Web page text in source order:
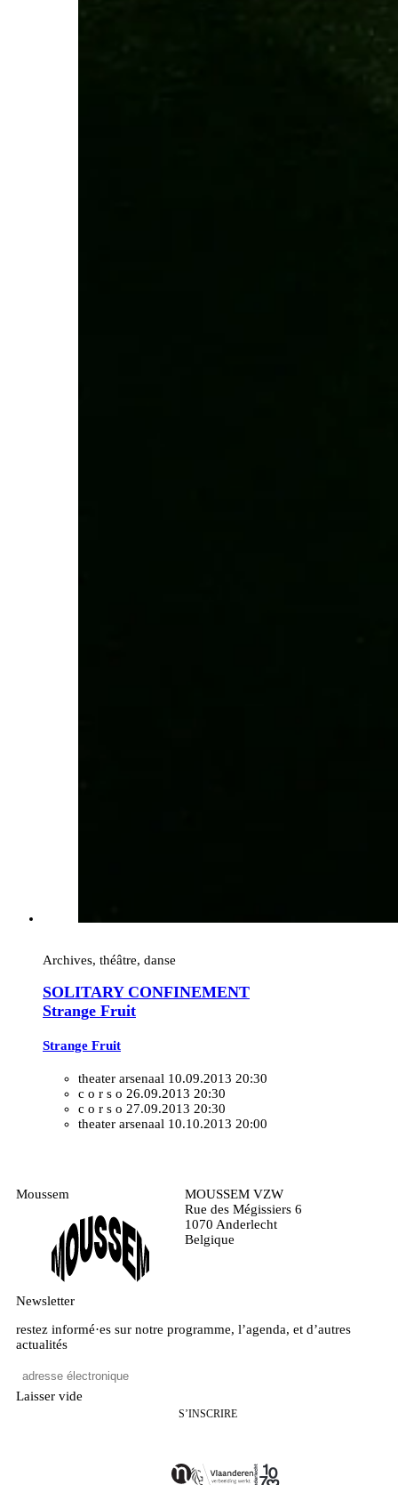
Archives, théâtre, danse
SOLITARY CONFINEMENT
Strange Fruit
Strange Fruit
theater arsenaal 10.09.2013 20:30
c o r s o 26.09.2013 20:30
c o r s o 27.09.2013 20:30
theater arsenaal 10.10.2013 20:00
Moussem
MOUSSEM VZW
Rue des Mégissiers 6
1070 Anderlecht
Belgique
Newsletter
restez informé·es sur notre programme, l’agenda, et d’autres
actualités
Laisser vide
S’INSCRIRE